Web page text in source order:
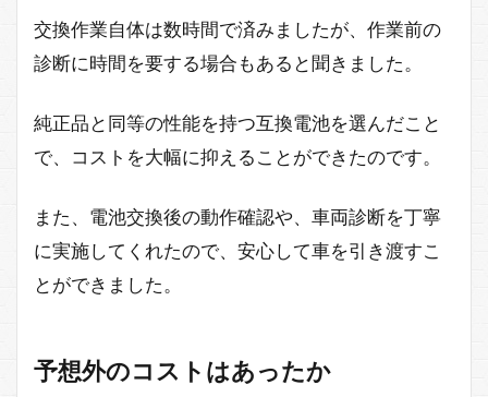
交換作業自体は数時間で済みましたが、作業前の
診断に時間を要する場合もあると聞きました。
純正品と同等の性能を持つ互換電池を選んだこと
で、コストを大幅に抑えることができたのです。
また、電池交換後の動作確認や、車両診断を丁寧
に実施してくれたので、安心して車を引き渡すこ
とができました。
予想外のコストはあったか